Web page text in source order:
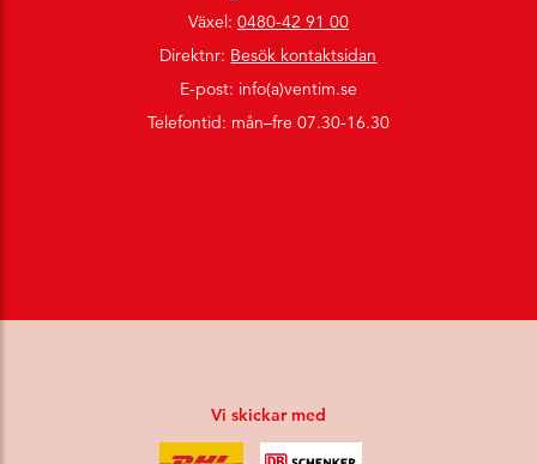
Växel: 0480-42 91 00
Direktnr: Besök kontaktsidan
E-post: info(a)ventim.se
Telefontid: mån–fre 07.30-16.30
Vi skickar med